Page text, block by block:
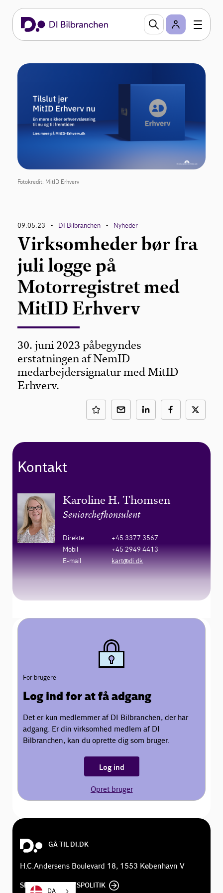
Fotokredit: MitID Erhverv
09.05.23 • DI Bilbranchen • Nyheder
Virksomheder bør fra
juli logge på
Motorregistret med
MitID Erhverv
30. juni 2023 påbegyndes
erstatningen af NemID
medarbejdersignatur med MitID
Erhverv.
Kontakt
Karoline H. Thomsen
Seniorchefkonsulent
Direkte
+45 3377 3567
Mobil
+45 2949 4413
E-mail
kart@di.dk
For brugere
Log ind for at få adgang
Det er kun medlemmer af DI Bilbranchen, der har
adgang. Er din virksomhed medlem af DI
Bilbranchen, kan du oprette dig som bruger.
Log ind
Opret bruger
GÅ TIL DI.DK
H.C.Andersens Boulevard 18, 1553 København V
SE DI'S PRIVATLIVSPOLITIK
DA